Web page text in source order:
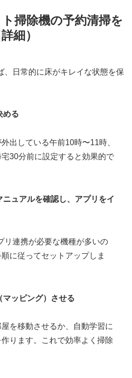
掃除機の予約清掃を
細）
、日常的に床がキレイな状態を保
める
出している午前10時〜11時、
30分前に設定すると効果的で
ニュアルを確認し、アプリをイ
リ連携が必要な機種が多いの
に従ってセットアップしま
ッピング）させる
を移動させるか、自動学習に
ります。これで効率よく掃除